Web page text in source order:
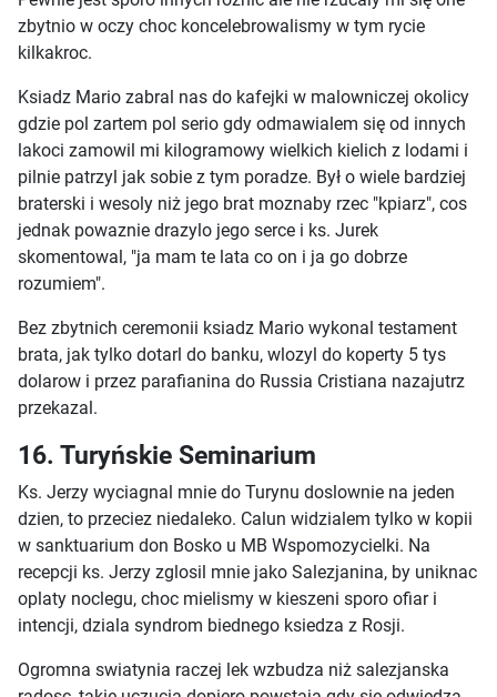
zbytnio w oczy choc koncelebrowalismy w tym rycie
kilkakroc.
Ksiadz Mario zabral nas do kafejki w malowniczej okolicy
gdzie pol zartem pol serio gdy odmawialem się od innych
lakoci zamowil mi kilogramowy wielkich kielich z lodami i
pilnie patrzyl jak sobie z tym poradze. Był o wiele bardziej
braterski i wesoly niż jego brat moznaby rzec "kpiarz", cos
jednak powaznie drazylo jego serce i ks. Jurek
skomentowal, "ja mam te lata co on i ja go dobrze
rozumiem".
Bez zbytnich ceremonii ksiadz Mario wykonal testament
brata, jak tylko dotarl do banku, wlozyl do koperty 5 tys
dolarow i przez parafianina do Russia Cristiana nazajutrz
przekazal.
16. Turyńskie Seminarium
Ks. Jerzy wyciagnal mnie do Turynu doslownie na jeden
dzien, to przeciez niedaleko. Calun widzialem tylko w kopii
w sanktuarium don Bosko u MB Wspomozycielki. Na
recepcji ks. Jerzy zglosil mnie jako Salezjanina, by uniknac
oplaty noclegu, choc mielismy w kieszeni sporo ofiar i
intencji, dziala syndrom biednego ksiedza z Rosji.
Ogromna swiatynia raczej lek wzbudza niż salezjanska